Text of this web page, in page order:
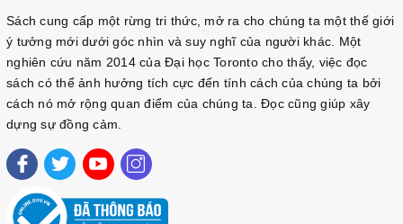
Sách cung cấp một rừng tri thức, mở ra cho chúng ta một thế giới
ý tưởng mới dưới góc nhìn và suy nghĩ của người khác. Một
nghiên cứu năm 2014 của Đại học Toronto cho thấy, việc đọc
sách có thể ảnh hưởng tích cực đến tính cách của chúng ta bởi
cách nó mở rộng quan điểm của chúng ta. Đọc cũng giúp xây
dựng sự đồng cảm.